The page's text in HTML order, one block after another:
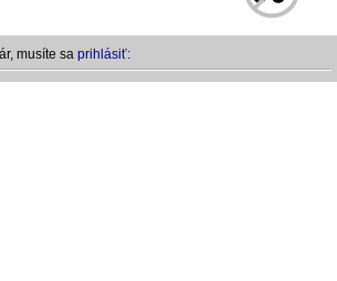
musíte sa prihlásiť: